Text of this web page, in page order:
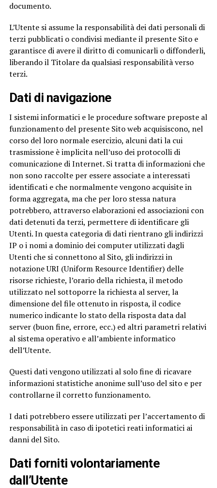
documento.
L’Utente si assume la responsabilità dei dati personali di
terzi pubblicati o condivisi mediante il presente Sito e
garantisce di avere il diritto di comunicarli o diffonderli,
liberando il Titolare da qualsiasi responsabilità verso
terzi.
Dati di navigazione
I sistemi informatici e le procedure software preposte al
funzionamento del presente Sito web acquisiscono, nel
corso del loro normale esercizio, alcuni dati la cui
trasmissione è implicita nell’uso dei protocolli di
comunicazione di Internet. Si tratta di informazioni che
non sono raccolte per essere associate a interessati
identificati e che normalmente vengono acquisite in
forma aggregata, ma che per loro stessa natura
potrebbero, attraverso elaborazioni ed associazioni con
dati detenuti da terzi, permettere di identificare gli
Utenti. In questa categoria di dati rientrano gli indirizzi
IP o i nomi a dominio dei computer utilizzati dagli
Utenti che si connettono al Sito, gli indirizzi in
notazione URI (Uniform Resource Identifier) delle
risorse richieste, l’orario della richiesta, il metodo
utilizzato nel sottoporre la richiesta al server, la
dimensione del file ottenuto in risposta, il codice
numerico indicante lo stato della risposta data dal
server (buon fine, errore, ecc.) ed altri parametri relativi
al sistema operativo e all’ambiente informatico
dell’Utente.
Questi dati vengono utilizzati al solo fine di ricavare
informazioni statistiche anonime sull’uso del sito e per
controllarne il corretto funzionamento.
I dati potrebbero essere utilizzati per l’accertamento di
responsabilità in caso di ipotetici reati informatici ai
danni del Sito.
Dati forniti volontariamente
dall’Utente